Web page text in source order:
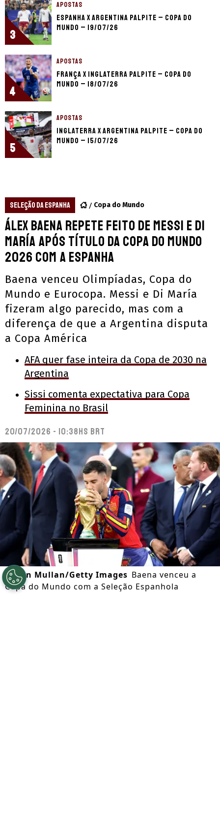
3
APOSTAS
Espanha x Argentina palpite – Copa do
Mundo – 19/07/26
4
APOSTAS
França x Inglaterra palpite – Copa do
Mundo – 18/07/26
5
APOSTAS
Inglaterra x Argentina palpite – Copa do
Mundo – 15/07/26
SELEÇÃO DA ESPANHA Copa do Mundo
Álex Baena repete feito de Messi e Di
María após título da Copa do Mundo
2026 com a Espanha
Baena venceu Olimpíadas, Copa do
Mundo e Eurocopa. Messi e Di María
fizeram algo parecido, mas com a
diferença de que a Argentina disputa
a Copa América
AFA quer fase inteira da Copa de 2030 na
Argentina
Sissi comenta expectativa para Copa
Feminina no Brasil
20/07/2026 - 10:38hs BRT
©Dan Mullan/Getty Images Baena venceu a
Copa do Mundo com a Seleção Espanhola